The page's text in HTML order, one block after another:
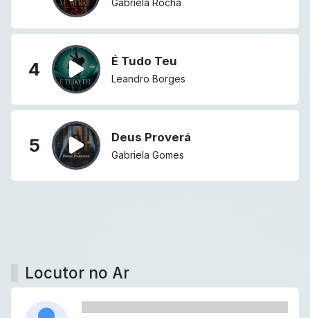
Gabriela Rocha
4 É Tudo Teu
Leandro Borges
5 Deus Proverá
Gabriela Gomes
Locutor no Ar